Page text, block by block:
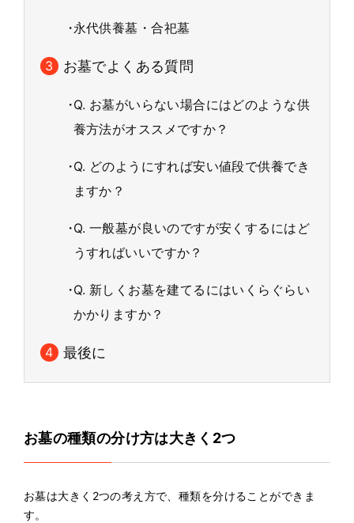
永代供養墓・合祀墓
お墓でよくある質問
Q. お墓がいらない場合にはどのような供
養方法がオススメですか？
Q. どのようにすれば安い値段で供養でき
ますか？
Q. 一般墓が良いのですが安くするにはど
うすればいいですか？
Q. 新しくお墓を建てるにはいくらぐらい
かかりますか？
最後に
お墓の種類の分け方は大きく2つ
お墓は大きく2つの考え方で、種類を分けることができま
す。